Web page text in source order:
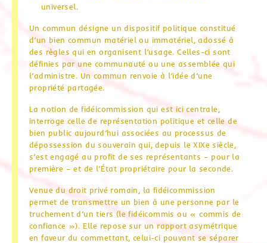
universel.
Un commun désigne un dispositif politique constitué
d’un bien commun matériel ou immatériel, adossé à
des règles qui en organisent l’usage. Celles-ci sont
définies par une communauté ou une assemblée qui
l’administre. Un commun renvoie à l’idée d’une
propriété partagée.
La notion de fidéicommission qui est ici centrale,
interroge celle de représentation politique et celle de
bien public aujourd’hui associées au processus de
dépossession du souverain qui, depuis le XIXe siècle,
s’est engagé au profit de ses représentants – pour la
première – et de l’État propriétaire pour la seconde.
Venue du droit privé romain, la fidéicommission
permet de transmettre un bien à une personne par le
truchement d’un tiers (le fidéicommis ou « commis de
confiance »). Elle repose sur un rapport asymétrique
en faveur du commettant, celui-ci pouvant se séparer